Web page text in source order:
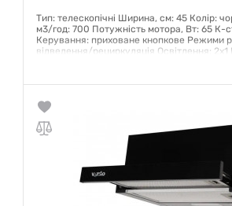
Тип: телескопічні Ширина, см: 45 Колір:
м3/год: 700 Потужність мотора, Вт: 65 К-
Керування: приховане кнопкове Режими
відведення/рециркуляція Освітлення: 2х1